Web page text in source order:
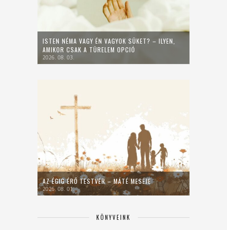
ISTEN NÉMA VAGY ÉN VAGYOK SÜKET? – ILYEN,
AMIKOR CSAK A TÜRELEM OPCIÓ
2026. 08. 03.
AZ ÉGIG ÉRŐ TESTVÉR – MÁTÉ MESÉJE
2026. 08. 01.
KÖNYVEINK